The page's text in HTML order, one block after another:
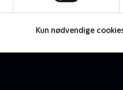
Kun nødvendige
familie